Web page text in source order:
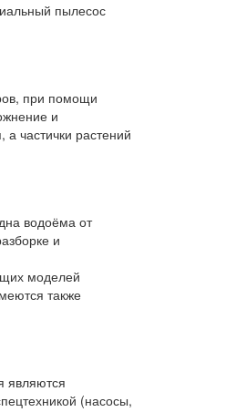
пылесос
при помощи
и
частички растений
водоёма от
и
моделей
также
являются
(насосы,